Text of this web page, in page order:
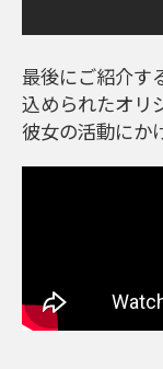
最後にご紹介す
込められたオリ
彼女の活動にか